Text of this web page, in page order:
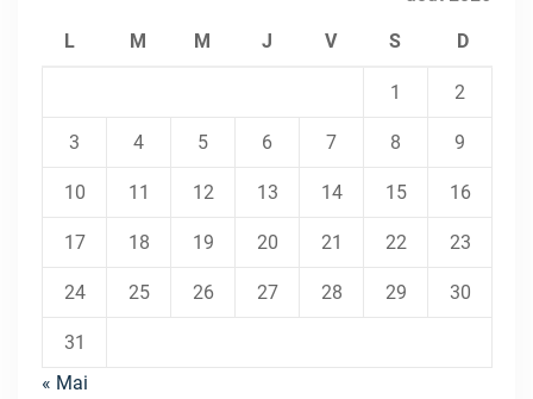
L M M J V S D
1 2
3 4 5 6 7 8 9
10 11 12 13 14 15 16
17 18 19 20 21 22 23
24 25 26 27 28 29 30
31
« Mai